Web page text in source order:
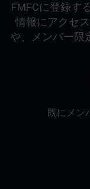
FMFCに登録す
情報にアクセ
や、メンバー限
既にメン